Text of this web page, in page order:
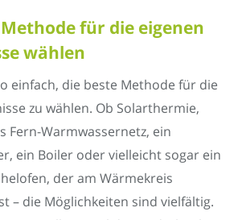
für die eigenen
wählen
einfach, die beste Methode für die
zu wählen. Ob Solarthermie,
Fern-Warmwassernetz, ein
ein Boiler oder vielleicht sogar ein
der am Wärmekreis
– die Möglichkeiten sind vielfältig.